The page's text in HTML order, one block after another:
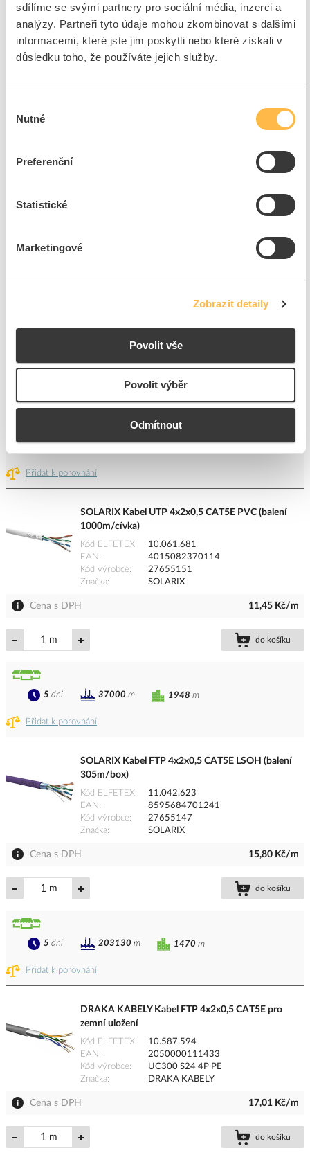
sdílíme se svými partnery pro sociální média, inzerci a
analýzy. Partneři tyto údaje mohou zkombinovat s dalšími
informacemi, které jste jim poskytli nebo které získali v
důsledku toho, že používáte jejich služby.
souhlasu
Nutné
Preferenční
Statistické
Marketingové
Zobrazit detaily
Povolit vše
Povolit výběr
Odmítnout
SOLARIX Kabel FTP 4x2x0,5 CAT6 PE venkovní
(balení 500m/cívka)
Kód ELFETEX
10.863.158
Kód výrobce
27655194
Cena s DPH 22,22 Kč/m
do košíku
DATACOM Kabel FTP 4x2x0,5 CAT6 PVC
3245060327583
Přidat k porovnání
SOLARIX Kabel UTP 4x2x0,5 CAT5E PVC (balení
1000m/cívka)
Kód ELFETEX
10.061.681
EAN
4015082370114
Kód výrobce
27655151
Značka
SOLARIX
Cena s DPH 11,45 Kč/m
m do košíku
Přidat k porovnání
1948 m
5 dní 37000 m
SOLARIX Kabel FTP 4x2x0,5 CAT5E LSOH (balení
305m/box)
Kód ELFETEX
11.042.623
EAN
8595684701241
Kód výrobce
27655147
Značka
SOLARIX
Cena s DPH 15,80 Kč/m
m do košíku
Přidat k porovnání
1470 m
5 dní 203130 m
DRAKA KABELY Kabel FTP 4x2x0,5 CAT5E pro
zemní uložení
Kód ELFETEX
10.587.594
EAN
2050000111433
Kód výrobce
UC300 S24 4P PE
Značka
DRAKA KABELY
Cena s DPH 17,01 Kč/m
m do košíku